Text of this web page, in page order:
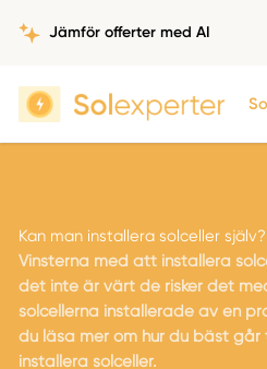
Jämför offerter med AI
Kan man installera solceller själv?
Vinsterna med att installera
det inte är värt de risker det
solcellerna installerade av en
du läsa mer om hur du bäst
installera solceller.